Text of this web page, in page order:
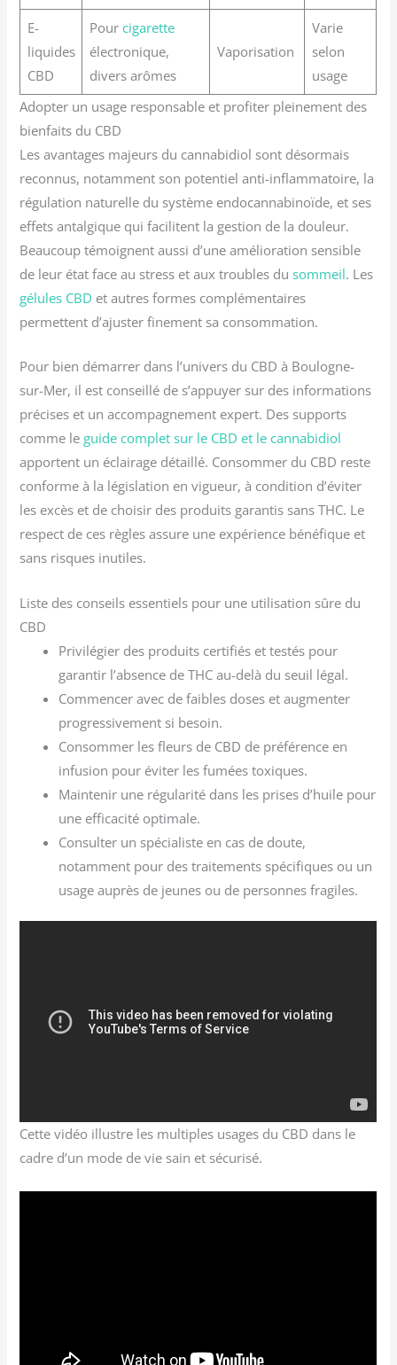
E-
liquides
CBD
Pour cigarette
électronique,
divers arômes
Vaporisation
Varie
selon
usage
Adopter un usage responsable et profiter pleinement des
bienfaits du CBD
Les avantages majeurs du cannabidiol sont désormais
reconnus, notamment son potentiel anti-inflammatoire, la
régulation naturelle du système endocannabinoïde, et ses
effets antalgique qui facilitent la gestion de la douleur.
Beaucoup témoignent aussi d’une amélioration sensible
de leur état face au stress et aux troubles dusommeil. Les
gélules CBD et autres formes complémentaires
permettent d’ajuster finement sa consommation.
Pour bien démarrer dans l’univers du CBD à Boulogne-
sur-Mer, il est conseillé de s’appuyer sur des informations
précises et un accompagnement expert. Des supports
comme le guide complet sur le CBD et le cannabidiol
apportent un éclairage détaillé. Consommer du CBD reste
conforme à la législation en vigueur, à condition d’éviter
les excès et de choisir des produits garantis sans THC. Le
respect de ces règles assure une expérience bénéfique et
sans risques inutiles.
Liste des conseils essentiels pour une utilisation sûre du
CBD
Privilégier des produits certifiés et testés pour
garantir l’absence de THC au-delà du seuil légal.
Commencer avec de faibles doses et augmenter
progressivement si besoin.
Consommer les fleurs de CBD de préférence en
infusion pour éviter les fumées toxiques.
Maintenir une régularité dans les prises d’huile pour
une efficacité optimale.
Consulter un spécialiste en cas de doute,
notamment pour des traitements spécifiques ou un
usage auprès de jeunes ou de personnes fragiles.
Cette vidéo illustre les multiples usages du CBD dans le
cadre d’un mode de vie sain et sécurisé.